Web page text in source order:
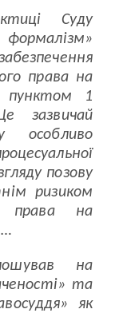
Суду
формалізм»
права на
пунктом 1
зазвичай
особливо
позову
ризиком
права на
на
та
як